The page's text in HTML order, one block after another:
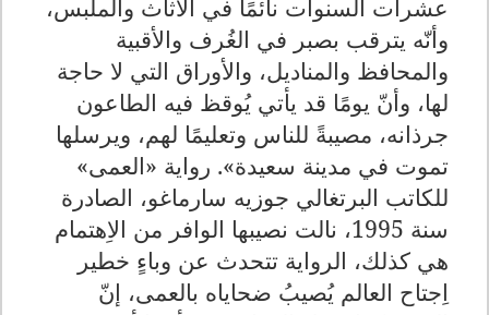
عشرات السنوات نائمًا في الأثاث والملبس،
وأنّه يترقب بصبر في الغُرف والأقبية
والمحافظ والمناديل، والأوراق التي لا حاجة
لها، وأنّ يومًا قد يأتي يُوقظ فيه الطاعون
جرذانه، مصيبةً للناس وتعليمًا لهم، ويرسلها
تموت في مدينة سعيدة». رواية «العمى»
للكاتب البرتغالي جوزيه سارماغو، الصادرة
سنة 1995، نالت نصيبها الوافر من الاِهتمام
هي كذلك، الرواية تتحدث عن وباءٍ خطير
اِجتاح العالم يُصيبُ ضحاياه بالعمى، إنّ